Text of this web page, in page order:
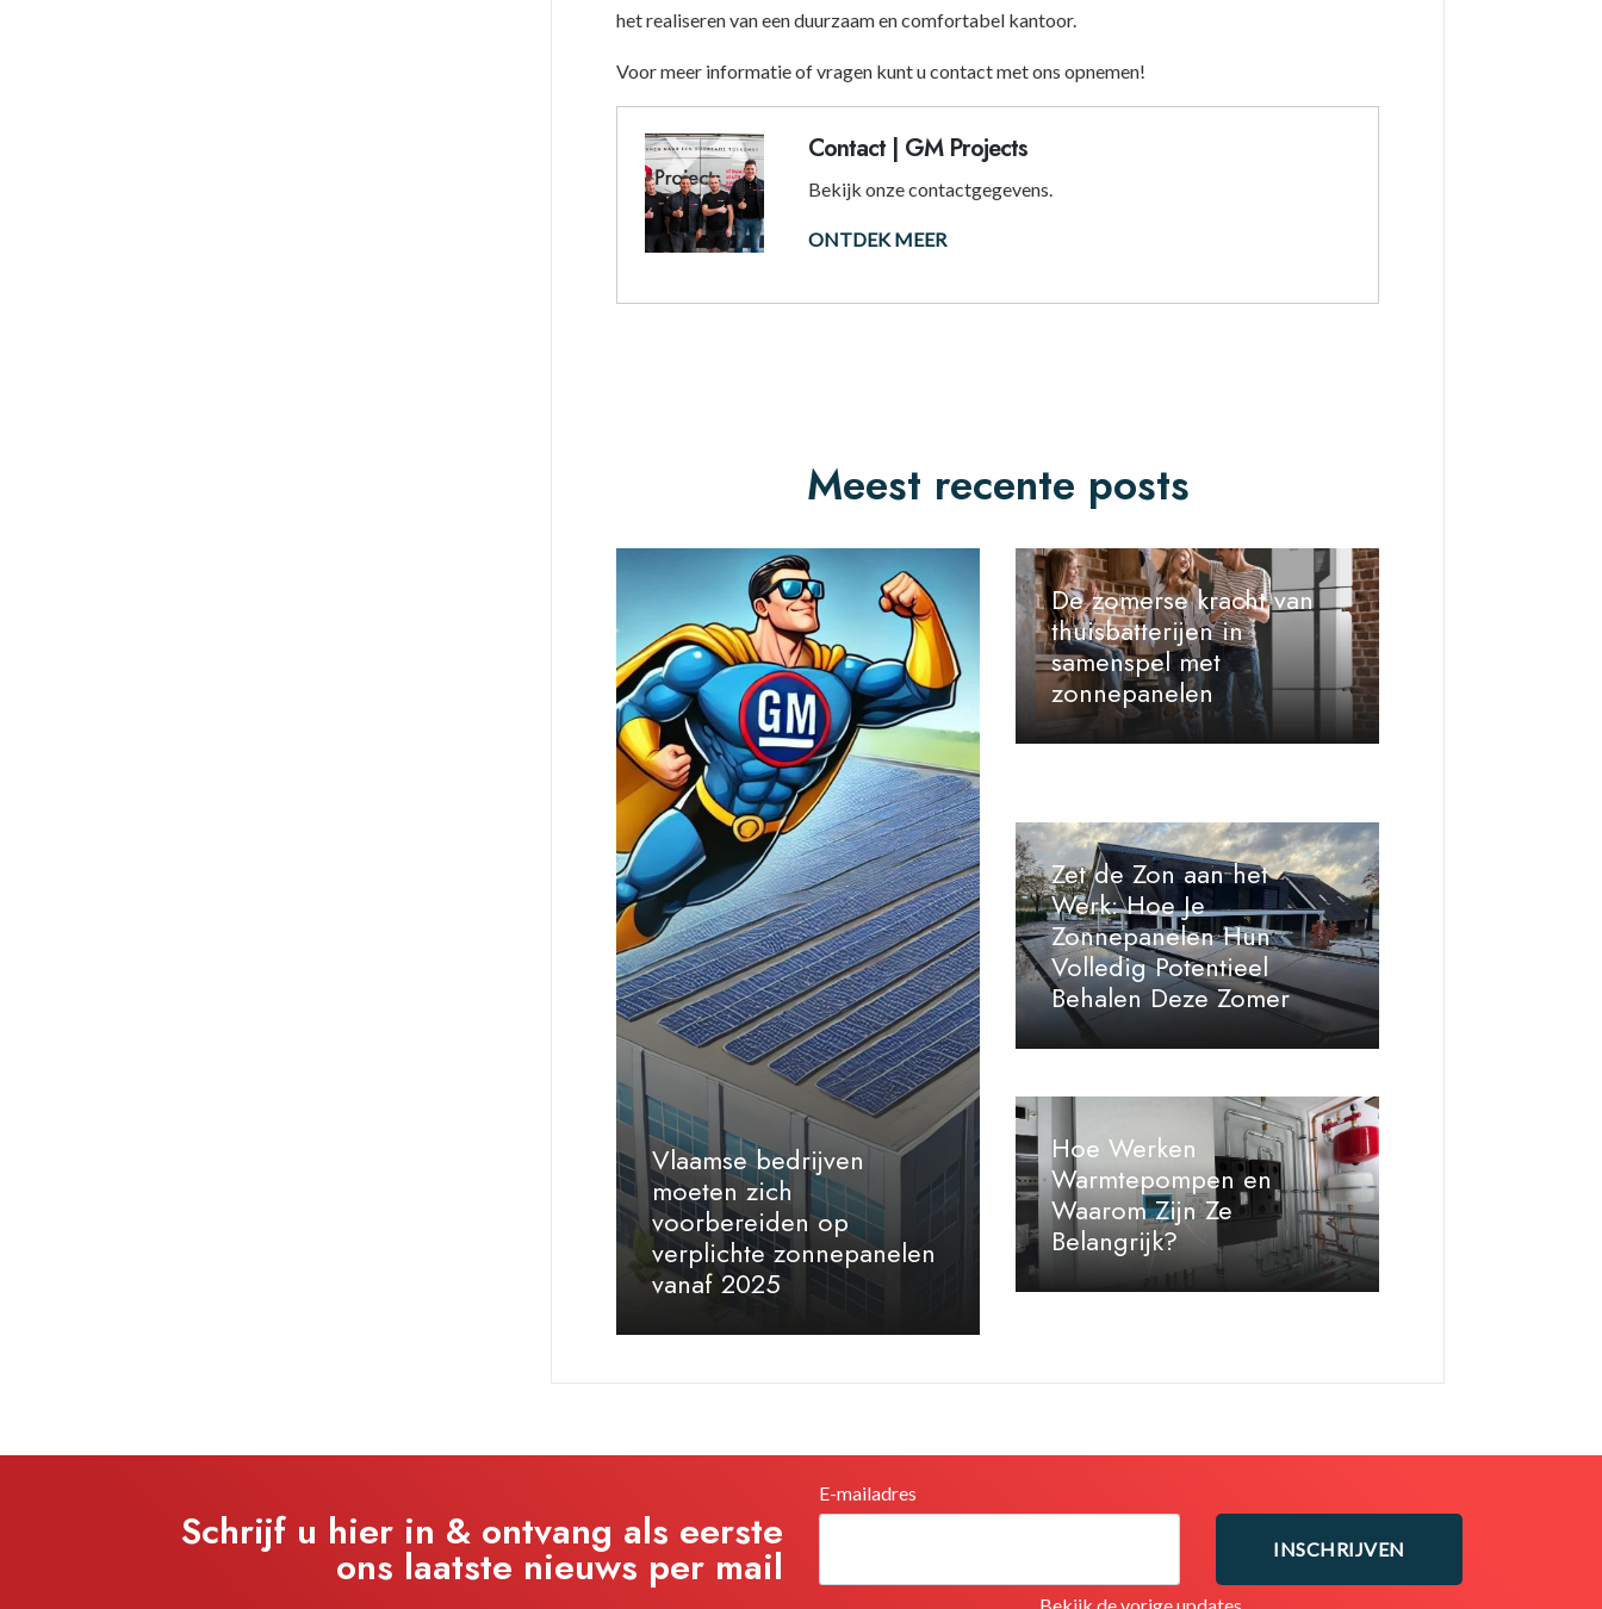
het realiseren van een duurzaam en comfortabel kantoor.
Voor meer informatie of vragen kunt u contact met ons opnemen!
Contact | GM Projects
Bekijk onze contactgegevens.
ONTDEK MEER
Meest recente posts
Vlaamse bedrijven
moeten zich
voorbereiden op
verplichte zonnepanelen
vanaf 2025
De zomerse kracht van
thuisbatterijen in
samenspel met
zonnepanelen
Zet de Zon aan het
Werk: Hoe Je
Zonnepanelen Hun
Volledig Potentieel
Behalen Deze Zomer
Hoe Werken
Warmtepompen en
Waarom Zijn Ze
Belangrijk?
Schrijf u hier in & ontvang als eerste
ons laatste nieuws per mail
E-mailadres